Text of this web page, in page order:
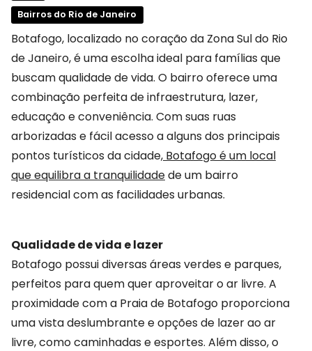
Bairros do Rio de Janeiro
Botafogo, localizado no coração da Zona Sul do Rio
de Janeiro, é uma escolha ideal para famílias que
buscam qualidade de vida. O bairro oferece uma
combinação perfeita de infraestrutura, lazer,
educação e conveniência. Com suas ruas
arborizadas e fácil acesso a alguns dos principais
pontos turísticos da cidade, Botafogo é um local
que equilibra a tranquilidadede um bairro
residencial com as facilidades urbanas.
Qualidade de vida e lazer
Botafogo possui diversas áreas verdes e parques,
perfeitos para quem quer aproveitar o ar livre. A
proximidade com a Praia de Botafogo proporciona
uma vista deslumbrante e opções de lazer ao ar
livre, como caminhadas e esportes. Além disso, o